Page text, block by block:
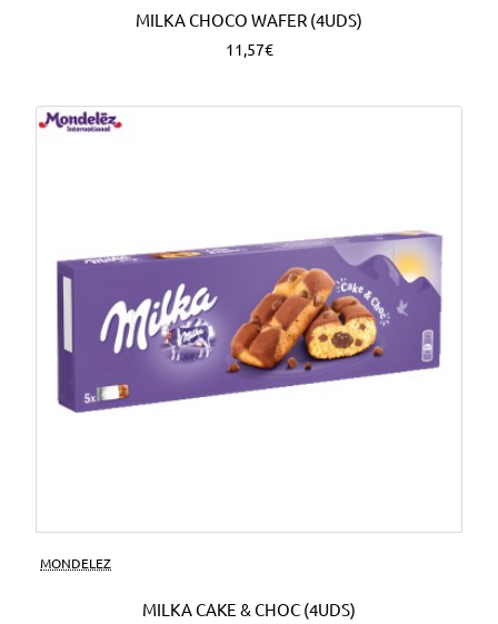
MILKA CHOCO WAFER (4UDS)
11,57€
MONDELEZ
MILKA CAKE & CHOC (4UDS)